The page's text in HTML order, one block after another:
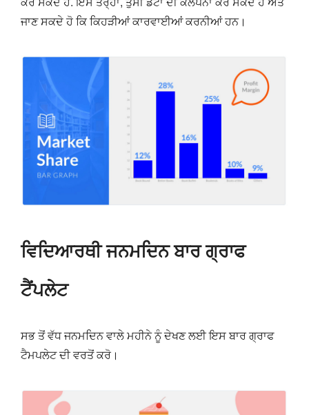
ਜਾਣ ਸਕਦੇ ਹੋ ਕਿ ਕਿਹੜੀਆਂ ਕਾਰਵਾਈਆਂ ਕਰਨੀਆਂ ਹਨ।
ਵਿਦਿਆਰਥੀ ਜਨਮਦਿਨ ਬਾਰ ਗ੍ਰਾਫ
ਟੈਂਪਲੇਟ
ਸਭ ਤੋਂ ਵੱਧ ਜਨਮਦਿਨ ਵਾਲੇ ਮਹੀਨੇ ਨੂੰ ਦੇਖਣ ਲਈ ਇਸ ਬਾਰ ਗ੍ਰਾਫ
ਟੈਮਪਲੇਟ ਦੀ ਵਰਤੋਂ ਕਰੋ।